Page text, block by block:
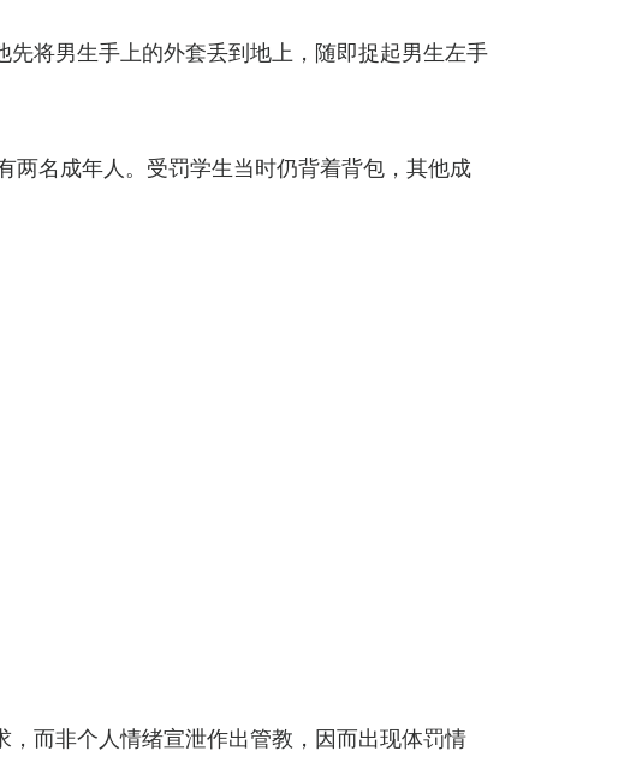
将男生手上的外套丢到地上，随即捉起男生左手
两名成年人。受罚学生当时仍背着背包，其他成
而非个人情绪宣泄作出管教，因而出现体罚情